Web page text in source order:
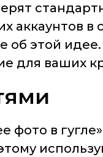
в
об этой идее.
для ваших
в